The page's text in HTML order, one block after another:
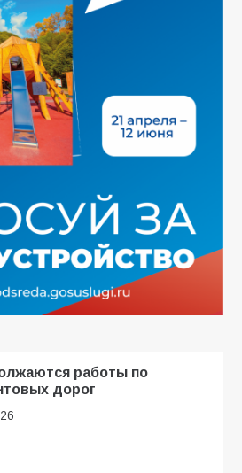
работы по
дорог